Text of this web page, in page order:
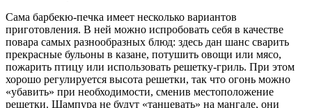
Сама барбекю-печка имеет несколько вариантов
приготовления. В ней можно испробовать себя в качестве
повара самых разнообразных блюд: здесь дан шанс сварить
прекрасные бульоны в казане, потушить овощи или мясо,
пожарить птицу или использовать решетку-гриль. При этом
хорошо регулируется высота решетки, так что огонь можно
«убавить» при необходимости, сменив местоположение
решетки. Шампура не будут «танцевать» на мангале, они